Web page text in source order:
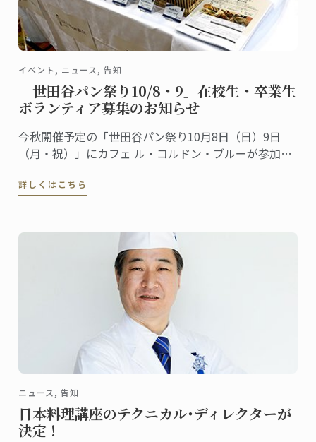
イベント, ニュース, 告知
「世田谷パン祭り10/8・9」在校生・卒業生
ボランティア募集のお知らせ
今秋開催予定の「世田谷パン祭り10月8日（日）9日
（月・祝）」にカフェ ル・コルドン・ブルーが参加し
てくださいました。ありがとうございました。さて、
募集します。
詳しくはこちら
ニュース, 告知
日本料理講座のテクニカル･ディレクターが
決定！